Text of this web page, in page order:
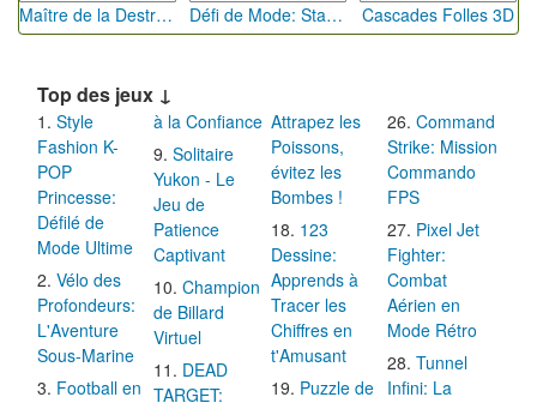
Maître de la Destruction: Fusion de Pioches Défi de Mode: Star du Podium Cascades Folles 3D
Top des jeux ↓
Style
Fashion K-
POP
Princesse:
Défilé de
Mode Ultime
Vélo des
Profondeurs:
L'Aventure
Sous-Marine
Football en
à la Confiance
Solitaire
Yukon - Le
Jeu de
Patience
Captivant
Champion
de Billard
Virtuel
DEAD
TARGET:
Attrapez les
Poissons,
évitez les
Bombes !
123
Dessine:
Apprends à
Tracer les
Chiffres en
t'Amusant
Puzzle de
Command
Strike: Mission
Commando
FPS
Pixel Jet
Fighter:
Combat
Aérien en
Mode Rétro
Tunnel
Infini: La